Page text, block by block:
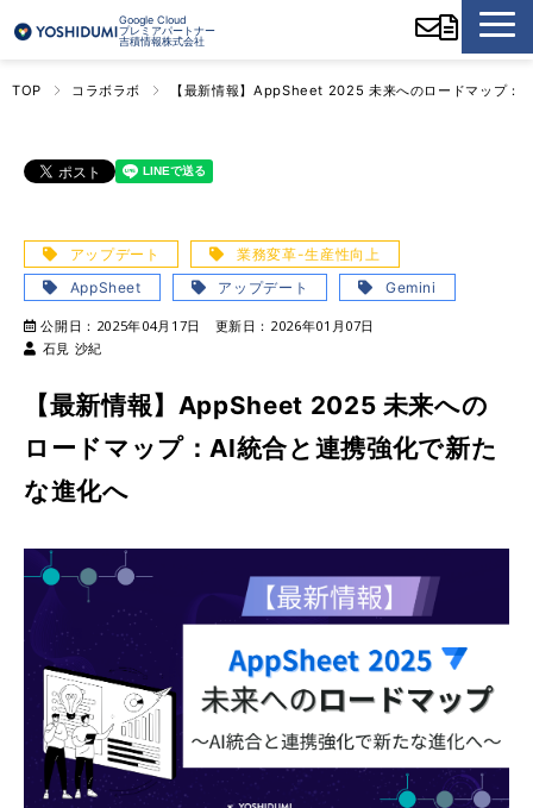
Google Cloud
プレミアパートナー
吉積情報株式会社
TOP コラボラボ 【最新情報】AppSheet 2025 未来へのロードマップ：
アップデート
業務変革-生産性向上
AppSheet
アップデート Gemini
公開日： 2025年04月17日 更新日： 2026年01月07日
石見 沙紀
【最新情報】AppSheet 2025 未来への
ロードマップ：AI統合と連携強化で新た
な進化へ